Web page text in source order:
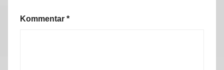
/
Kommentar *